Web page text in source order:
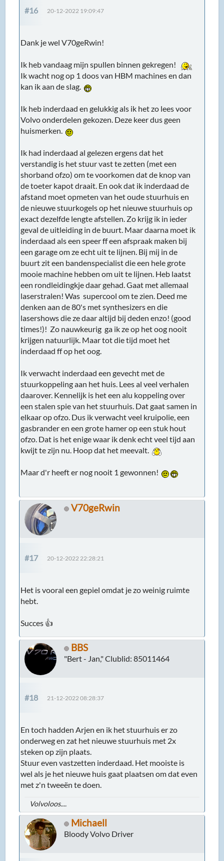
#16 20-12-2022 19:09:47
Dank je wel V70geRwin!
Ik heb vandaag mijn spullen binnen gekregen!
Ik wacht nog op 1 doos van HBM machines en dan
kan ik aan de slag.
Ik heb inderdaad en gelukkig als ik het zo lees voor
Volvo onderdelen gekozen. Deze keer dus geen
huismerken.
Ik had inderdaad al gelezen ergens dat het
verstandig is het stuur vast te zetten (met een
shorband ofzo) om te voorkomen dat de knop van
de toeter kapot draait. En ook dat ik inderdaad de
afstand moet opmeten van het oude stuurhuis en
de nieuwe stuurkogels op het nieuwe stuurhuis op
exact dezelfde lengte afstellen. Zo krijg ik in ieder
geval de uitleiding in de buurt. Maar daarna moet ik
inderdaad als een speer ff een afspraak maken bij
een garage om ze echt uit te lijnen. Bij mij in de
buurt zit een bandenspecialist die een hele grote
mooie machine hebben om uit te lijnen. Heb laatst
een rondleidingkje daar gehad. Gaat met allemaal
laserstralen! Was supercool om te zien. Deed me
denken aan de 80's met synthesizers en die
lasershows die ze daar altijd bij deden enzo! (good
times!)! Zo nauwkeurig ga ik ze op het oog nooit
krijgen natuurlijk. Maar tot die tijd moet het
inderdaad ff op het oog.
Ik verwacht inderdaad een gevecht met de
stuurkoppeling aan het huis. Lees al veel verhalen
daarover. Kennelijk is het een alu koppeling over
een stalen spie van het stuurhuis. Dat gaat samen in
elkaar op ofzo. Dus ik verwacht veel kruipolie, een
gasbrander en een grote hamer op een stuk hout
ofzo. Dat is het enige waar ik denk echt veel tijd aan
kwijt te zijn nu. Hoop dat het meevalt.
Maar d'r heeft er nog nooit 1 gewonnen!
V70geRwin
#17 20-12-2022 22:28:21
Het is vooral een gepiel omdat je zo weinig ruimte
hebt.
Succes 👍
BBS
"Bert - Jan," Clublid: 85011464
#18 21-12-2022 08:28:37
En toch hadden Arjen en ik het stuurhuis er zo
onderweg en zat het nieuwe stuurhuis met 2x
steken op zijn plaats.
Stuur even vastzetten inderdaad. Het mooiste is
wel als je het nieuwe huis gaat plaatsen om dat even
met z'n tweeën te doen.
Volvoloos....
Michaell
Bloody Volvo Driver